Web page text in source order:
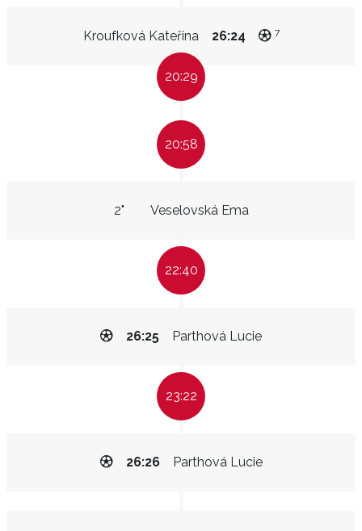
Kroufková Kateřina 26:24 7
20:29
20:58
Veselovská Ema
2"
22:40
Parthová Lucie
26:25
23:22
Parthová Lucie
26:26